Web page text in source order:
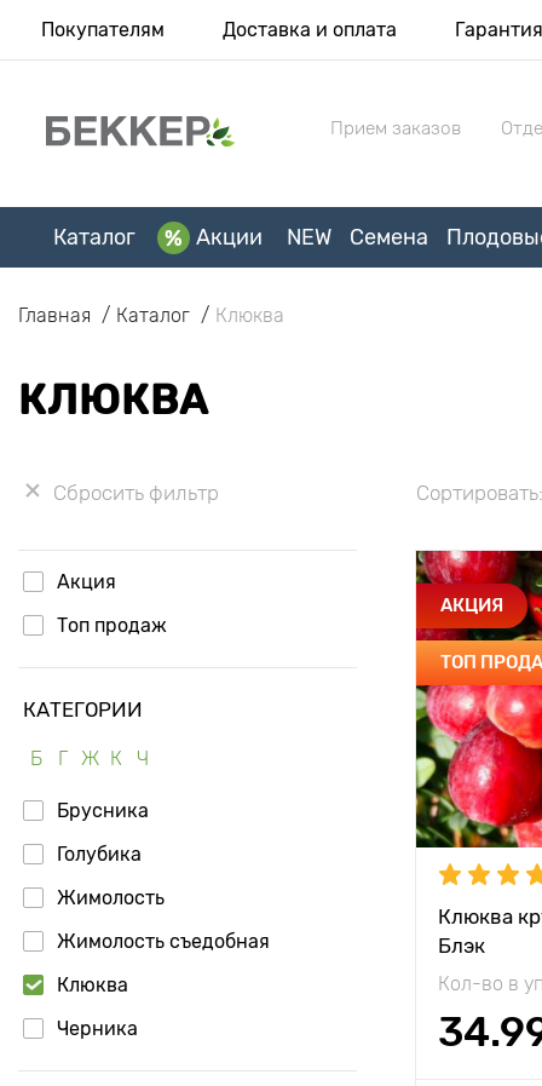
Покупателям Доставка и оплата Гарантия
Прием заказов
Каталог Акции NEW Семена
Главная Каталог Клюква
КЛЮКВА
Сбросить фильтр
Акция
Топ продаж
КАТЕГОРИИ
Б Г Ж К Ч
Брусника
Голубика
Жимолость
Жимолость съедобная
Клюква
Черника
Сортировать:
АКЦИЯ
ТОП
Клюква
Блэк
Кол-во в
Высота
Растояние
растениями
Урожайность
Вес плода
Длина